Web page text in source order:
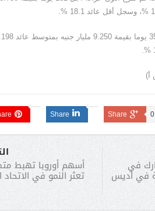
أ)
Share 0
Share
في
في أديس
أسهم أوروبا تهبط
تعثر النمو في الاتحاد